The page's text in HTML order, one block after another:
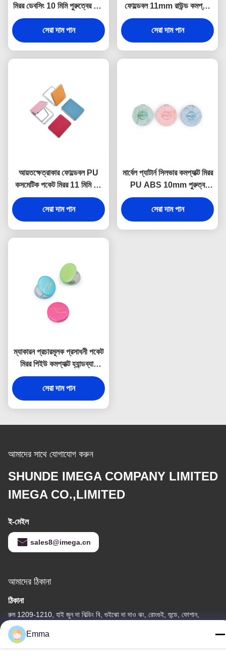
মিরর ডেবসিং 10 মিমি পুরুত্বের ছোট
হাতের আয়না
সেরা দাম পান
ফোল্ডেবল 11mm রাউন্ড কমপ্যাক্ট
মিরর লোগো PU লেদার
সেরা দাম পান
আয়তক্ষেত্রাকার ফোল্ডেবল PU
কসমেটিক পকেট মিরর 11 মিমি পুরু
ছোট ভ্রমণ আয়না
সেরা দাম পান
মার্বেল প্যাটার্ন সিলভার কমপ্যাক্ট মিরর
PU ABS 10mm পুরুত্ব
ফোল্ডেবল মেকআপ মিরর
সেরা দাম পান
ম্যাকারন প্রচারমূলক প্রসাধনী পকেট
মিরর পিইউ কমপ্যাক্ট হ্যান্ডব্যাগ
আয়না
সেরা দাম পান
আমাদের সাথে যোগাযোগ করুন
SHUNDE IMEGA COMPANY LIMITED
IMEGA CO.,LIMITED
ই-মেইল
sales8@imega.cn
আমাদের ঠিকানা
ঠিকানা
রুম 1209-1210, হাই জুন দা বিল্ডিং বি, গুইঝো দা দাও ঝং, রোংগুই, শুন্ডে, ফোশান,
গুয়াংডং, চীন
টেল
Emma